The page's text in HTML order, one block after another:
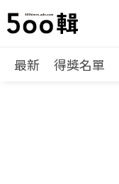
最新 得獎名單